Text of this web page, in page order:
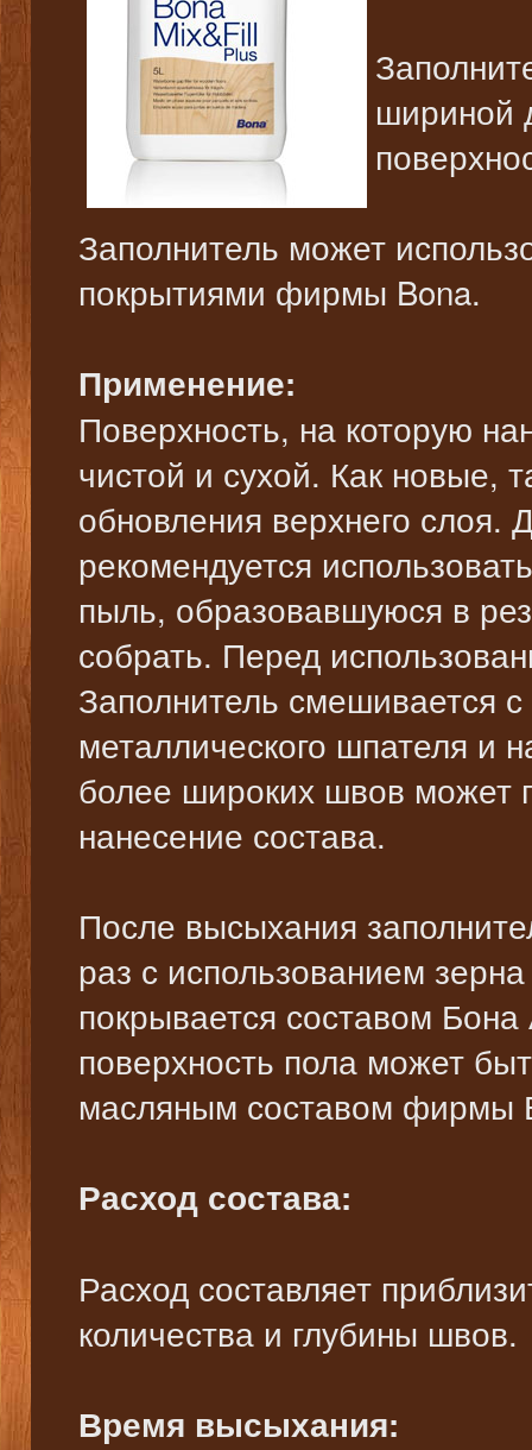
шириной
Заполнитель может
покрытиями фирмы Bona.
Применение:
Поверхность, на которую
чистой и сухой. Как новые,
обновления верхнего
рекомендуется
пыль, образовавшуюся в
собрать. Перед
Заполнитель смешивается
металлического шпателя и
более широких швов может
нанесение состава.
После высыхания
раз с использованием
покрывается составом
поверхность пола может
масляным составом фирмы
Расход состава:
Расход составляет
количества и глубины швов.
Время высыхания: